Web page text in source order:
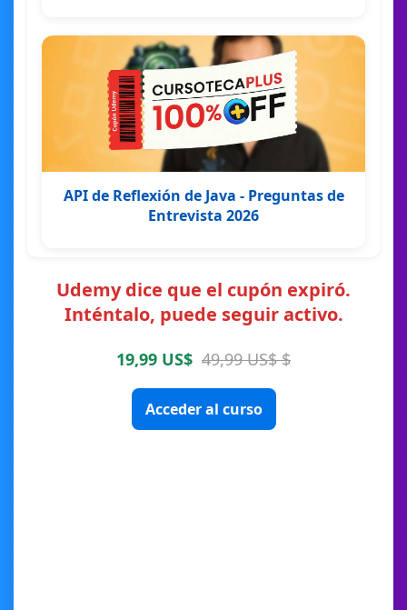
API de Reflexión de Java - Preguntas de
Entrevista 2026
Udemy dice que el cupón expiró.
Inténtalo, puede seguir activo.
19,99 US$ 49,99 US$ $
Acceder al curso